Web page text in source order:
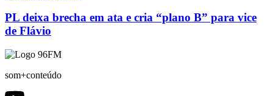
PL deixa brecha em ata e cria “plano B” para vice
de Flávio
som+conteúdo